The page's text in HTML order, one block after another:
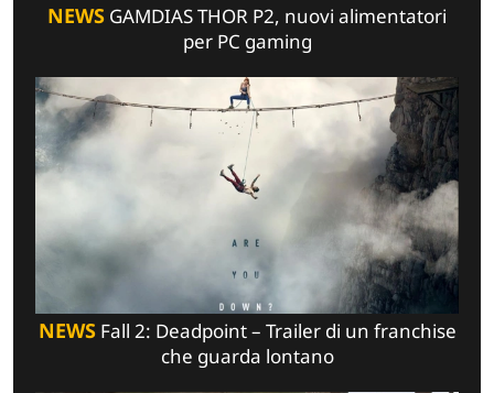
NEWS GAMDIAS THOR P2, nuovi alimentatori
per PC gaming
NEWSFall 2: Deadpoint – Trailer di un franchise
che guarda lontano